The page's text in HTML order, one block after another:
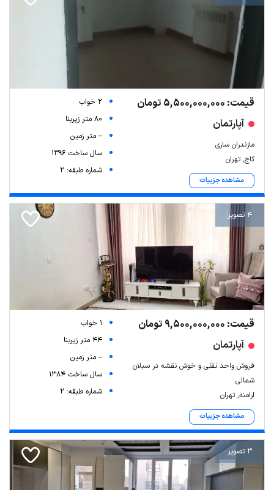
قیمت: 5,500,000,000 تومان
آپارتمان
مازندران ساری
کاج, تهران
مشاهده جزییات
2 خواب
80 متر زیربنا
-- متر زمین
سال ساخت 1396
شماره طبقه: 2
4 تصویر
قیمت: 9,500,000,000 تومان
آپارتمان
فروش واحد نقلی و خوش‌ نقشه در سبلان
شمالی
ارامنه, تهران
مشاهده جزییات
1 خواب
44 متر زیربنا
-- متر زمین
سال ساخت 1384
شماره طبقه: 2
3 تصویر